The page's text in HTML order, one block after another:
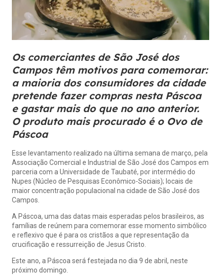
Os comerciantes de São José dos
Campos têm motivos para comemorar:
a maioria dos consumidores da cidade
pretende fazer compras nesta Páscoa
e gastar mais do que no ano anterior.
O produto mais procurado é o Ovo de
Páscoa
Esse levantamento realizado na última semana de março, pela
Associação Comercial e Industrial de São José dos Campos em
parceria com a Universidade de Taubaté, por intermédio do
Nupes (Núcleo de Pesquisas Econômico-Sociais); locais de
maior concentração populacional na cidade de São José dos
Campos.
A Páscoa, uma das datas mais esperadas pelos brasileiros, as
famílias de reúnem para comemorar esse momento simbólico
e reflexivo que é para os cristãos a que representação da
crucificação e ressurreição de Jesus Cristo.
Este ano, a Páscoa será festejada no dia 9 de abril, neste
próximo domingo.